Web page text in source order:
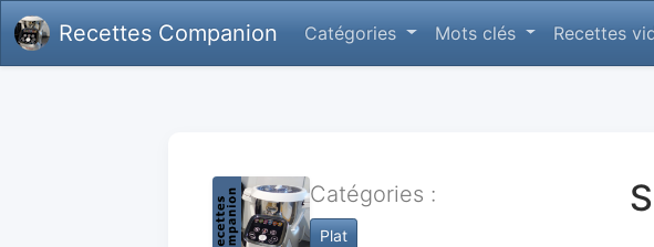
Recettes Companion Catégories Mots clés Recettes
Catégories :
Plat